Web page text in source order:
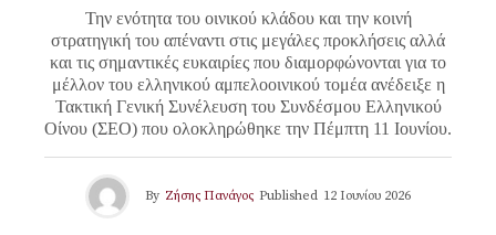
Την ενότητα του οινικού κλάδου και την κοινή
στρατηγική του απέναντι στις μεγάλες προκλήσεις αλλά
και τις σημαντικές ευκαιρίες που διαμορφώνονται για το
μέλλον του ελληνικού αμπελοοινικού τομέα ανέδειξε η
Τακτική Γενική Συνέλευση του Συνδέσμου Ελληνικού
Οίνου (ΣΕΟ) που ολοκληρώθηκε την Πέμπτη 11 Ιουνίου.
By Ζήσης Πανάγος Published 12 Ιουνίου 2026